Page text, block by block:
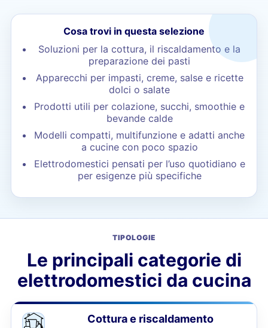
Cosa trovi in questa selezione
Soluzioni per la cottura, il riscaldamento e la
preparazione dei pasti
Apparecchi per impasti, creme, salse e ricette
dolci o salate
Prodotti utili per colazione, succhi, smoothie e
bevande calde
Modelli compatti, multifunzione e adatti anche
a cucine con poco spazio
Elettrodomestici pensati per l’uso quotidiano e
per esigenze più specifiche
TIPOLOGIE
Le principali categorie di
elettrodomestici da cucina
Cottura e riscaldamento